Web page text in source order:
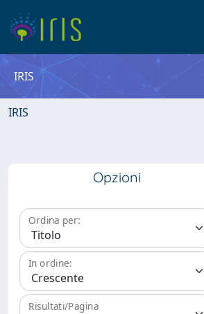
IRIS
IRIS
Opzioni
Ordina per:
In ordine:
Risultati/Pagina